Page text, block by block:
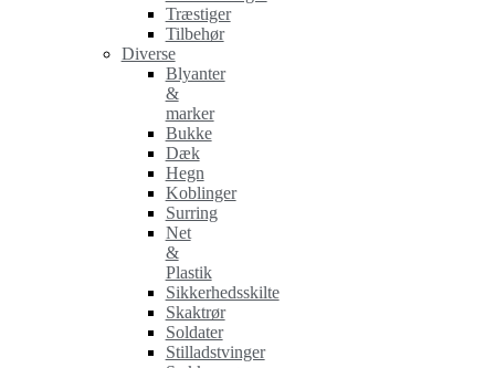
Træstiger
Tilbehør
Diverse
Blyanter
&
marker
Bukke
Dæk
Hegn
Koblinger
Surring
Net
&
Plastik
Sikkerhedsskilte
Skaktrør
Soldater
Stilladstvinger